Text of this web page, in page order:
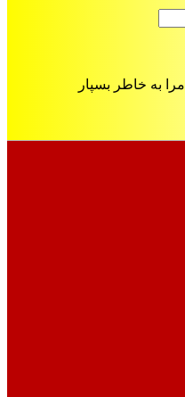
مرا به خاطر بسپار